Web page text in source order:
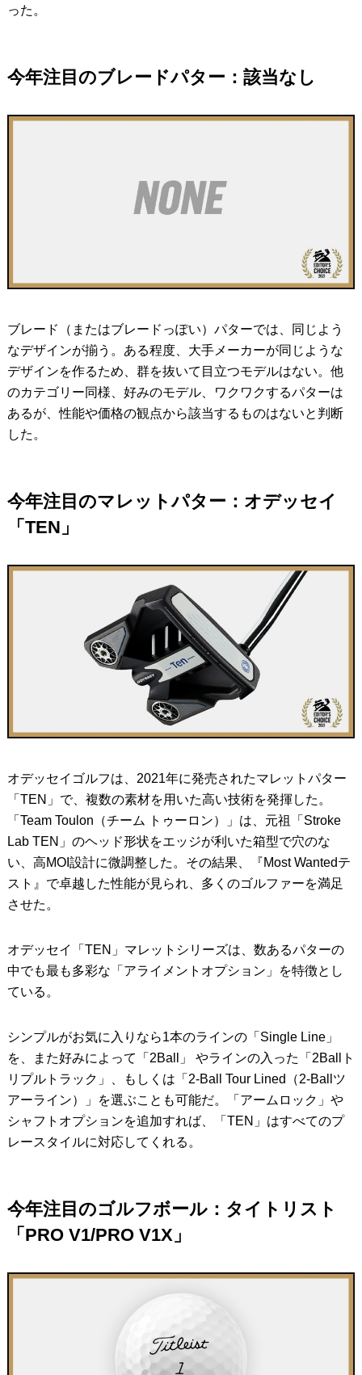
った。
今年注目のブレードパター：該当なし
ブレード（またはブレードっぽい）パターでは、同じよう
なデザインが揃う。ある程度、大手メーカーが同じような
デザインを作るため、群を抜いて目立つモデルはない。他
のカテゴリー同様、好みのモデル、ワクワクするパターは
あるが、性能や価格の観点から該当するものはないと判断
した。
今年注目のマレットパター：オデッセイ
「TEN」
オデッセイゴルフは、2021年に発売されたマレットパター
「TEN」で、複数の素材を用いた高い技術を発揮した。
「Team Toulon（チーム トゥーロン）」は、元祖「Stroke
Lab TEN」のヘッド形状をエッジが利いた箱型で穴のな
い、高MOI設計に微調整した。その結果、『Most Wantedテ
スト』で卓越した性能が見られ、多くのゴルファーを満足
させた。
オデッセイ「TEN」マレットシリーズは、数あるパターの
中でも最も多彩な「アライメントオプション」を特徴とし
ている。
シンプルがお気に入りなら1本のラインの「Single Line」
を、また好みによって「2Ball」 やラインの入った「2Ballト
リプルトラック」、もしくは「2-Ball Tour Lined（2-Ballツ
アーライン）」を選ぶことも可能だ。「アームロック」や
シャフトオプションを追加すれば、「TEN」はすべてのプ
レースタイルに対応してくれる。
今年注目のゴルフボール：タイトリスト
「PRO V1/PRO V1X」